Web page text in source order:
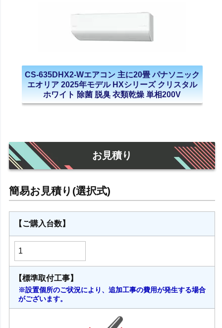
CS-635DHX2-Wエアコン 主に20畳 パナソニック
エオリア 2025年モデル HXシリーズ クリスタル
ホワイト 除菌 脱臭 衣類乾燥 単相200V
お見積り
【ご購入台数】
【標準取付工事】
※設置個所のご状況により、追加工事の費用が発生する場合
がございます。